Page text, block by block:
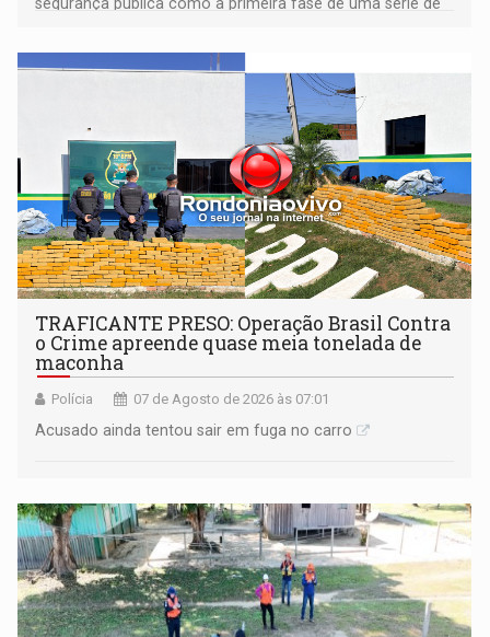
TRAFICANTE PRESO: Operação Brasil Contra
o Crime apreende quase meia tonelada de
maconha
Polícia 07 de Agosto de 2026 às 07:01
Acusado ainda tentou sair em fuga no carro